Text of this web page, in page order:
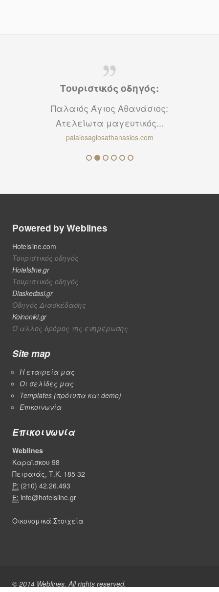
Τουριστικός οδηγός:
Παλαιός Άγιος Αθανάσιος:
Ατελείωτα μαγευτικός...
palaiosagiosathanasios.com
Powered by Weblines
Hotelsline.com
Τουριστικός οδηγός
Hotelsline.gr
Τουριστικός οδηγός
Diaskedasi.gr
Οδηγός Διασκέδασης
Koinoniki.gr
Ο αλλος δρόμος της ενημέρωσης
Site map
Η εταιρεία μας
Οι σελίδες μας
Templates (πρότυπα και demo)
Επικοινωνία
Επικοινωνία
Weblines
Καραϊσκου 98
Πειραιάς, Τ.Κ. 185 32
P: (210) 42.26.493
E: info@hotelsline.gr
Οικονομικά Στοιχεία
© 2014 Weblines. All rights reserved.